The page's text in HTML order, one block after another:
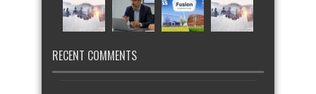
RECENT COMMENTS